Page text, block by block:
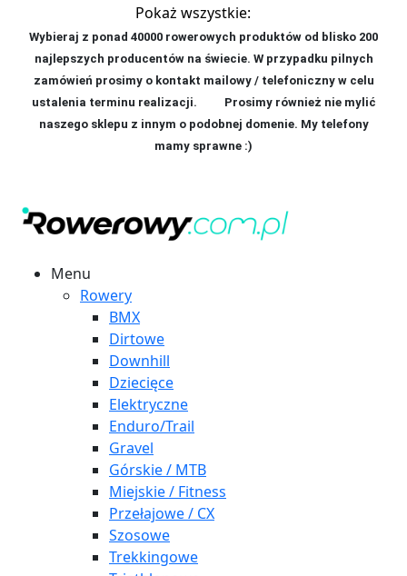
Pokaż wszystkie:
Wybieraj z ponad 40000 rowerowych produktów od blisko 200
najlepszych producentów na świecie. W przypadku pilnych
zamówień prosimy o kontakt mailowy / telefoniczny w celu
ustalenia terminu realizacji. Prosimy również nie mylić
naszego sklepu z innym o podobnej domenie. My telefony
mamy sprawne :)
Menu
Rowery
BMX
Dirtowe
Downhill
Dziecięce
Elektryczne
Enduro/Trail
Gravel
Górskie / MTB
Miejskie / Fitness
Przełajowe / CX
Szosowe
Trekkingowe